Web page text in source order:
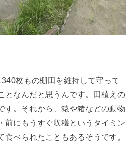
枚もの棚田を維持して守って
となんだと思うんです。田植えの
す。それから、猿や猪などの動物
前にもうすぐ収穫というタイミン
食べられたこともあるそうです。